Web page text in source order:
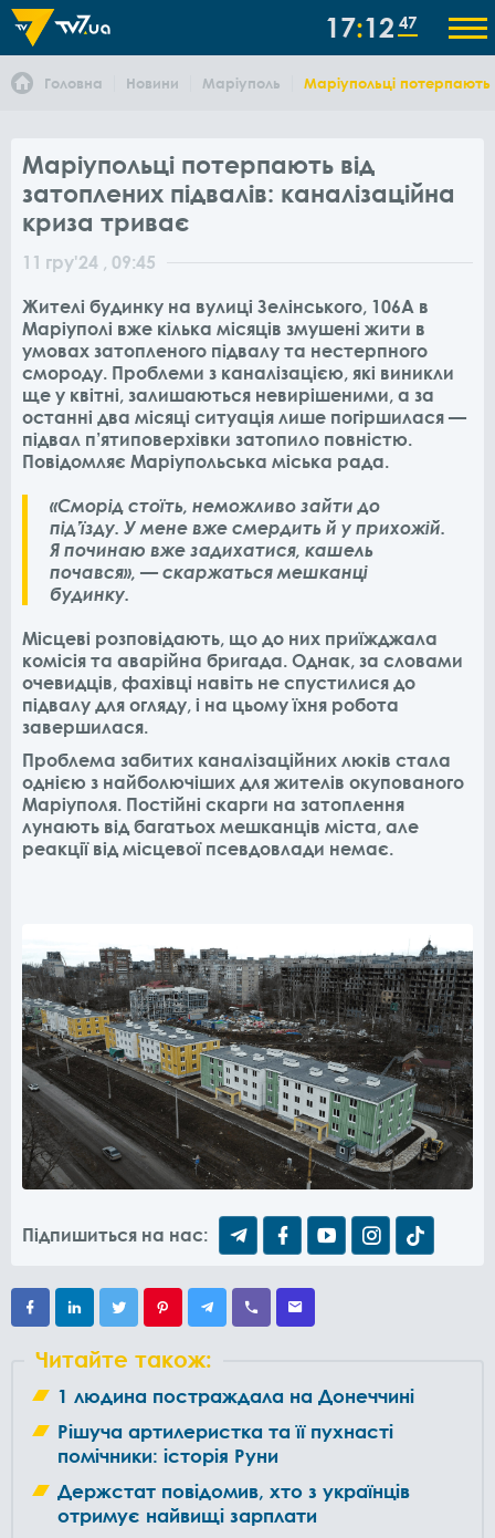
17 12 47
Головна Новини Маріуполь Маріупольці потерпають
Маріупольці потерпають від
затоплених підвалів: каналізаційна
криза триває
11 гру'24 , 09:45
Жителі будинку на вулиці Зелінського, 106А в
Маріуполі вже кілька місяців змушені жити в
умовах затопленого підвалу та нестерпного
смороду. Проблеми з каналізацією, які виникли
ще у квітні, залишаються невирішеними, а за
останні два місяці ситуація лише погіршилася —
підвал п’ятиповерхівки затопило повністю.
Повідомляє Маріупольська міська рада.
«Сморід стоїть, неможливо зайти до
під’їзду. У мене вже смердить й у прихожій.
Я починаю вже задихатися, кашель
почався», — скаржаться мешканці
будинку.
Місцеві розповідають, що до них приїжджала
комісія та аварійна бригада. Однак, за словами
очевидців, фахівці навіть не спустилися до
підвалу для огляду, і на цьому їхня робота
завершилася.
Проблема забитих каналізаційних люків стала
однією з найболючіших для жителів окупованого
Маріуполя. Постійні скарги на затоплення
лунають від багатьох мешканців міста, але
реакції від місцевої псевдовлади немає.
Підпишиться на нас:
Читайте також:
1 людина постраждала на Донеччині
Рішуча артилеристка та її пухнасті
помічники: історія Руни
Держстат повідомив, хто з українців
отримує найвищі зарплати